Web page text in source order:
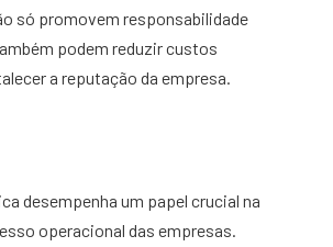
só promovem responsabilidade
podem reduzir custos
a reputação da empresa.
desempenha um papel crucial na
operacional das empresas.